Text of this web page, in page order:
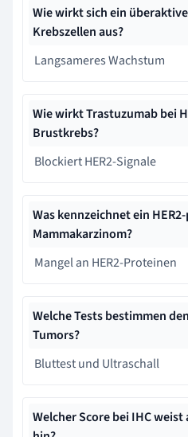
Wie wirkt sich ein
Krebszellen aus?
Langsameres Wachstum
Wie wirkt Trastuzumab bei
Brustkrebs?
Blockiert HER2-Signale
Was kennzeichnet ein
Mammakarzinom?
Mangel an HER2-Proteinen
Welche Tests bestimmen
Tumors?
Bluttest und Ultraschall
Welcher Score bei IHC